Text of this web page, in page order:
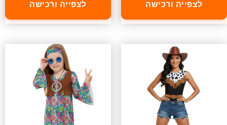
לצפייה ורכישה לצפייה ורכישה